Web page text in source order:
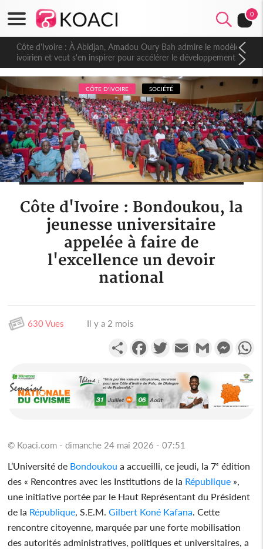
0
Côte d'Ivoire : À Abidjan, Amadou Oury Bah admire le modèle
ivoirien et veut s'en inspirer pour accélérer le développement
de la Guinée
CÔTE D'IVOIRE SOCIÉTÉ
Côte d'Ivoire : Bondoukou, la
jeunesse universitaire
appelée à faire de
l'excellence un devoir
national
630 Vues Il y a 2 mois
PartagerFacebookTwitterEmail Gmail
© Koaci.com - dimanche 24 mai 2026 - 07:51
L’Université de Bondoukou a accueilli, ce jeudi, la 7ᵉ édition
des « Rencontres avec les Institutions de la République »,
une initiative portée par le Haut Représentant du Président
de la République, S.E.M. Gilbert Koné Kafana. Cette
rencontre citoyenne, marquée par une forte mobilisation
des autorités administratives, politiques et universitaires, a